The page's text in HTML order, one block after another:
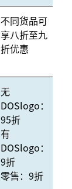
不同货品可
享八折至九
折优惠
无
DOSlogo：
95折
有
DOSlogo：
9折
零售：9折